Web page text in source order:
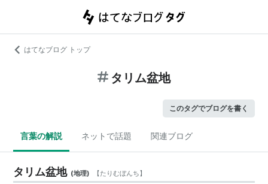
はてなブログ トップ
タリム盆地
このタグでブログを書く
言葉の解説 ネットで話題 関連ブログ
タリム盆地 (地理) 【たりむぼんち】